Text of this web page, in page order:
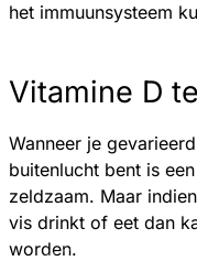
het immuunsysteem
Vitamine D
Wanneer je
buitenlucht bent is
zeldzaam. Maar
vis drinkt of eet dan
worden.